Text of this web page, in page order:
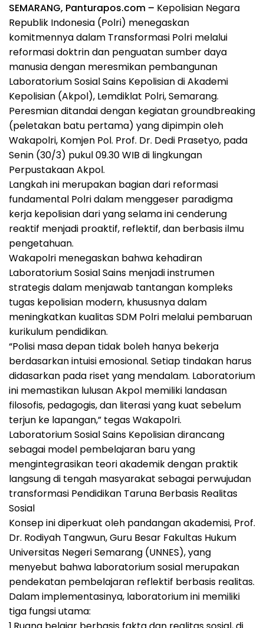
SEMARANG, Panturapos.com – Kepolisian Negara
Republik Indonesia (Polri) menegaskan
komitmennya dalam Transformasi Polri melalui
reformasi doktrin dan penguatan sumber daya
manusia dengan meresmikan pembangunan
Laboratorium Sosial Sains Kepolisian di Akademi
Kepolisian (Akpol), Lemdiklat Polri, Semarang.
Peresmian ditandai dengan kegiatan groundbreaking
(peletakan batu pertama) yang dipimpin oleh
Wakapolri, Komjen Pol. Prof. Dr. Dedi Prasetyo, pada
Senin (30/3) pukul 09.30 WIB di lingkungan
Perpustakaan Akpol.
Langkah ini merupakan bagian dari reformasi
fundamental Polri dalam menggeser paradigma
kerja kepolisian dari yang selama ini cenderung
reaktif menjadi proaktif, reflektif, dan berbasis ilmu
pengetahuan.
Wakapolri menegaskan bahwa kehadiran
Laboratorium Sosial Sains menjadi instrumen
strategis dalam menjawab tantangan kompleks
tugas kepolisian modern, khususnya dalam
meningkatkan kualitas SDM Polri melalui pembaruan
kurikulum pendidikan.
“Polisi masa depan tidak boleh hanya bekerja
berdasarkan intuisi emosional. Setiap tindakan harus
didasarkan pada riset yang mendalam. Laboratorium
ini memastikan lulusan Akpol memiliki landasan
filosofis, pedagogis, dan literasi yang kuat sebelum
terjun ke lapangan,” tegas Wakapolri.
Laboratorium Sosial Sains Kepolisian dirancang
sebagai model pembelajaran baru yang
mengintegrasikan teori akademik dengan praktik
langsung di tengah masyarakat sebagai perwujudan
transformasi Pendidikan Taruna Berbasis Realitas
Sosial
Konsep ini diperkuat oleh pandangan akademisi, Prof.
Dr. Rodiyah Tangwun, Guru Besar Fakultas Hukum
Universitas Negeri Semarang (UNNES), yang
menyebut bahwa laboratorium sosial merupakan
pendekatan pembelajaran reflektif berbasis realitas.
Dalam implementasinya, laboratorium ini memiliki
tiga fungsi utama: